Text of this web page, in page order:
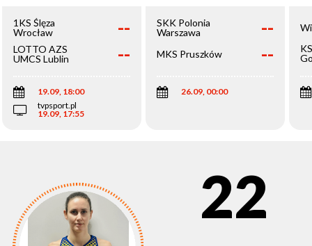
1KS Ślęza
Wrocław
--
LOTTO AZS
UMCS Lublin
--
19.09, 18:00
tvpsport.pl
19.09, 17:55
SKK Polonia
Warszawa
--
MKS Pruszków --
26.09, 00:00
22